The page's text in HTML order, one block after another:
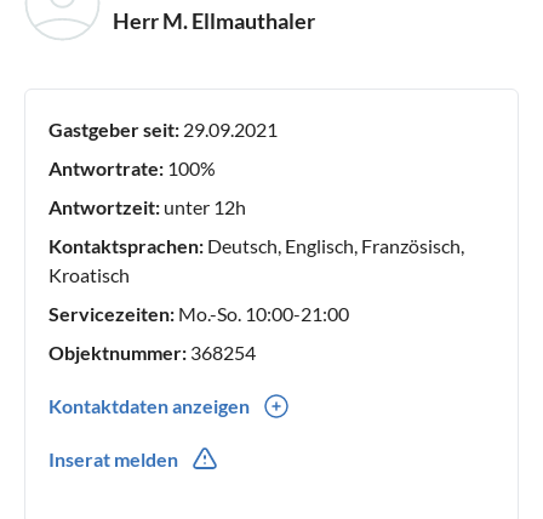
Herr M. Ellmauthaler
Gastgeber seit: 29.09.2021
Antwortrate: 100%
Antwortzeit: unter 12h
Kontaktsprachen: Deutsch, Englisch, Französisch,
Kroatisch
Servicezeiten: Mo.-So. 10:00-21:00
Objektnummer: 368254
Kontaktdaten anzeigen
Inserat melden